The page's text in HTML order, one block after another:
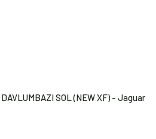
SOL (NEW XF) - Jaguar